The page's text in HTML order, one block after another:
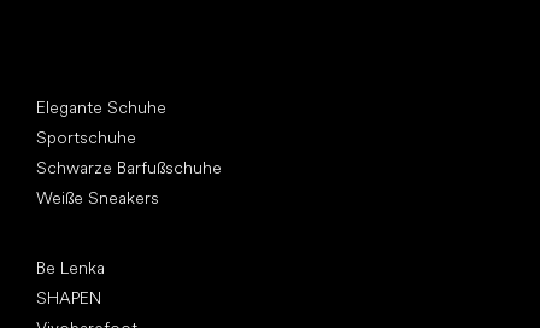
Elegante Schuhe
Sportschuhe
Schwarze Barfußschuhe
Weiße Sneakers
Be Lenka
SHAPEN